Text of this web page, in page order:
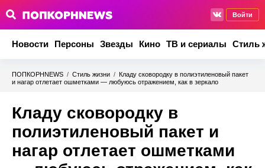
Войти
Новости Персоны Звезды Кино ТВ и сериалы Стиль
ПОПКОРНNEWS / Стиль жизни / Кладу сковородку в полиэтиленовый пакет
и нагар отлетает ошметками — любуюсь отражением, как в зеркало
Кладу сковородку в
полиэтиленовый пакет и
нагар отлетает ошметками